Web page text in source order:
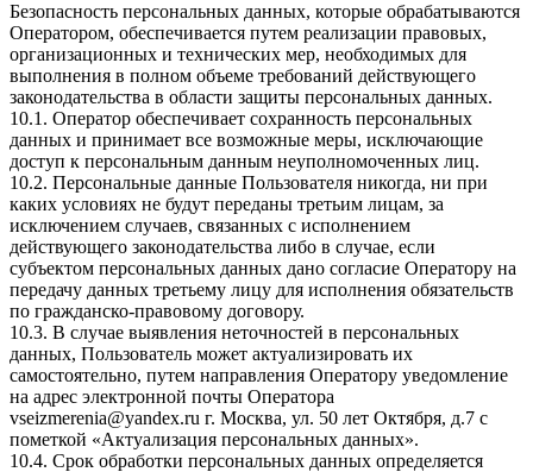
Безопасность персональных данных, которые обрабатываются
Оператором, обеспечивается путем реализации правовых,
организационных и технических мер, необходимых для
выполнения в полном объеме требований действующего
законодательства в области защиты персональных данных.
10.1. Оператор обеспечивает сохранность персональных
данных и принимает все возможные меры, исключающие
доступ к персональным данным неуполномоченных лиц.
10.2. Персональные данные Пользователя никогда, ни при
каких условиях не будут переданы третьим лицам, за
исключением случаев, связанных с исполнением
действующего законодательства либо в случае, если
субъектом персональных данных дано согласие Оператору на
передачу данных третьему лицу для исполнения обязательств
по гражданско-правовому договору.
10.3. В случае выявления неточностей в персональных
данных, Пользователь может актуализировать их
самостоятельно, путем направления Оператору уведомление
на адрес электронной почты Оператора
vseizmerenia@yandex.ru г. Москва, ул. 50 лет Октября, д.7 с
пометкой «Актуализация персональных данных».
10.4. Срок обработки персональных данных определяется